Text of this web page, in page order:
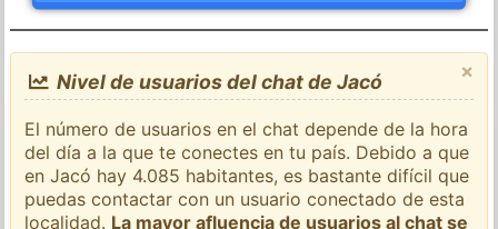
×
Nivel de usuarios del chat de Jacó
El número de usuarios en el chat depende de la hora
del día a la que te conectes en tu país. Debido a que
en Jacó hay 4.085 habitantes, es bastante difícil que
puedas contactar con un usuario conectado de esta
localidad. La mayor afluencia de usuarios al chat se